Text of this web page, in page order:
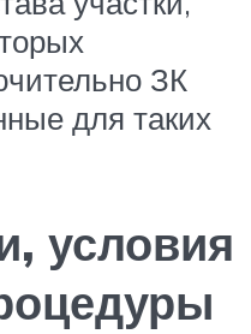
ЗК
для таких
условия